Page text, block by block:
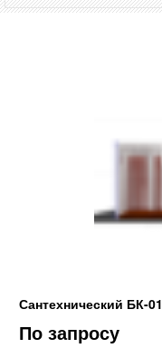
Сантехнический БК-01
По запросу